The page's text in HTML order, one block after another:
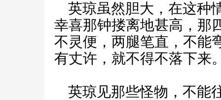
英琼虽然胆大，在这种
幸喜那钟搂离地甚高，那
不灵便，两腿笔直，不能
有丈许，就不得不落下来
英琼见那些怪物，不能